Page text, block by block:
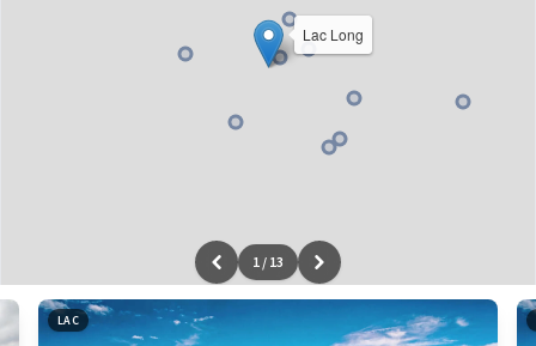
Lac Long
Leaflet|données ©OpenStreetMap/ODbL - renduOSM France
1 / 13
LAC